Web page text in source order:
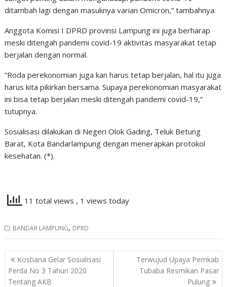
ditambah lagi dengan masuknya varian Omicron,” tambahnya.
Anggota Komisi I DPRD provinsi Lampung ini juga berharap
meski ditengah pandemi covid-19 aktivitas masyarakat tetap
berjalan dengan normal.
“Roda perekonomian juga kan harus tetap berjalan, hal itu juga
harus kita pikirkan bersama. Supaya perekonomian masyarakat
ini bisa tetap berjalan meski ditengah pandemi covid-19,”
tutupnya.
Sosialisasi dilakukan di Negeri Olok Gading, Teluk Betung
Barat, Kota Bandarlampung dengan menerapkan protokol
kesehatan. (*).
11 total views , 1 views today
BANDAR LAMPUNG, DPRD
Navigasi
pos
Kostiana Gelar Sosialisasi
Perda No 3 Tahun 2020
Tentang AKB
Terwujud Upaya Pemkab
Tubaba Resmikan Pasar
Pulung